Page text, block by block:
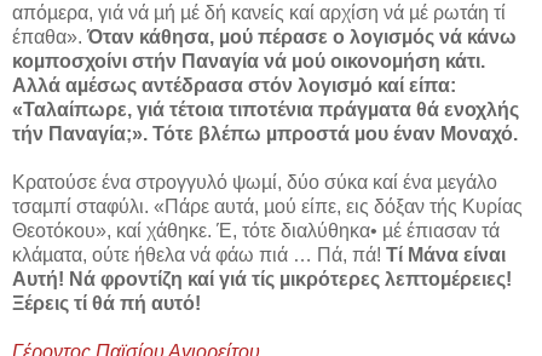
απόµερα, γιά νά µή µέ δή κανείς καί αρχίση νά µέ ρωτάη τί
έπαθα». Όταν κάθησα, µού πέρασε ο λογισµός νά κάνω
κοµποσχοίνι στήν Παναγία νά µού οικονοµήση κάτι.
Αλλά αµέσως αντέδρασα στόν λογισµό καί είπα:
«Ταλαίπωρε, γιά τέτοια τιποτένια πράγµατα θά ενοχλής
τήν Παναγία;». Τότε βλέπω µπροστά µου έναν Μοναχό.
Κρατούσε ένα στρογγυλό ψωµί, δύο σύκα καί ένα µεγάλο
τσαµπί σταφύλι. «Πάρε αυτά, µού είπε, εις δόξαν τής Κυρίας
Θεοτόκου», καί χάθηκε. Έ, τότε διαλύθηκα• µέ έπιασαν τά
κλάµατα, ούτε ήθελα νά φάω πιά … Πά, πά! Τί Μάνα είναι
Αυτή! Νά φροντίζη καί γιά τίς µικρότερες λεπτοµέρειες!
Ξέρεις τί θά πή αυτό!
Γέροντος Παϊσίου Αγιορείτου,